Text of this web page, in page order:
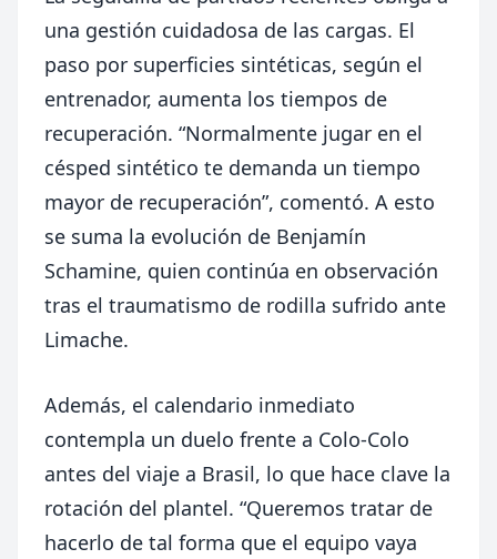
una gestión cuidadosa de las cargas. El
paso por superficies sintéticas, según el
entrenador, aumenta los tiempos de
recuperación. “Normalmente jugar en el
césped sintético te demanda un tiempo
mayor de recuperación”, comentó. A esto
se suma la evolución de Benjamín
Schamine, quien continúa en observación
tras el traumatismo de rodilla sufrido ante
Limache.
Además, el calendario inmediato
contempla un duelo frente a Colo-Colo
antes del viaje a Brasil, lo que hace clave la
rotación del plantel. “Queremos tratar de
hacerlo de tal forma que el equipo vaya